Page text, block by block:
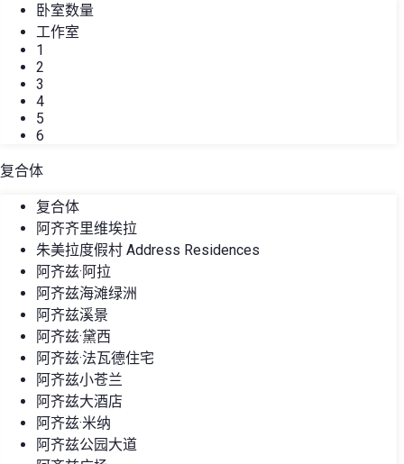
卧室数量
工作室
1
2
3
4
5
6
复合体
复合体
阿齐齐里维埃拉
朱美拉度假村 Address Residences
阿齐兹·阿拉
阿齐兹海滩绿洲
阿齐兹溪景
阿齐兹·黛西
阿齐兹·法瓦德住宅
阿齐兹小苍兰
阿齐兹大酒店
阿齐兹·米纳
阿齐兹公园大道